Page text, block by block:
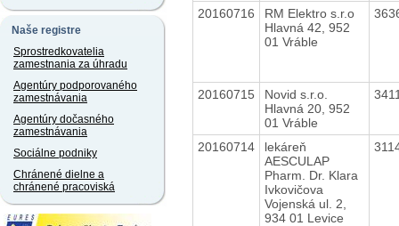
Naše registre
Sprostredkovatelia
zamestnania za úhradu
Agentúry podporovaného
zamestnávania
Agentúry dočasného
zamestnávania
Sociálne podniky
Chránené dielne a
chránené pracoviská
20160716
RM Elektro s.r.o
Hlavná 42, 952
01 Vráble
20160715
Novid s.r.o.
Hlavná 20, 952
01 Vráble
20160714
lekáreň
AESCULAP
Pharm. Dr. Klara
Ivkovičova
Vojenská ul. 2,
934 01 Levice